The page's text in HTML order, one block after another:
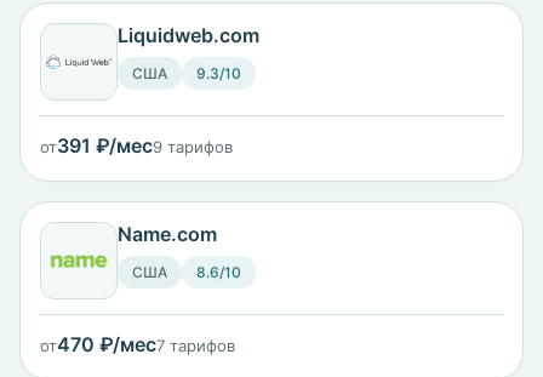
Liquidweb.com
США 9.3/10
от391 ₽/мес9 тарифов
Name.com
США 8.6/10
от470 ₽/мес7 тарифов